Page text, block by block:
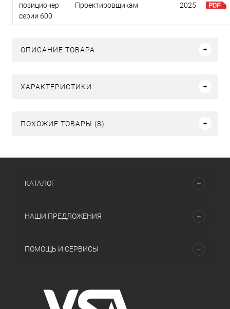
позиционер
серии 600
Проектировщикам 2025
ОПИСАНИЕ ТОВАРА
ХАРАКТЕРИСТИКИ
ПОХОЖИЕ ТОВАРЫ (8)
КАТАЛОГ
НАШИ ПРЕДЛОЖЕНИЯ
ПОМОЩЬ И СЕРВИСЫ